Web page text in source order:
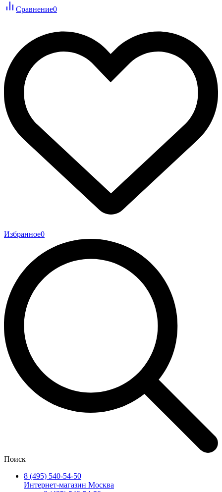
Сравнение0
Избранное0
Поиск
8 (495) 540-54-50
Интернет-магазин Москва